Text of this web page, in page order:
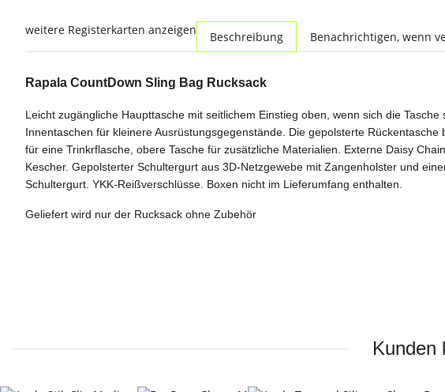
weitere Registerkarten anzeigen Beschreibung Benachrichtigen, wenn
Rapala CountDown Sling Bag Rucksack
Leicht zugängliche Haupttasche mit seitlichem Einstieg oben, wenn sich die
Innentaschen für kleinere Ausrüstungsgegenstände. Die gepolsterte
für eine Trinkrflasche, obere Tasche für zusätzliche Materialien. Externe Daisy
Kescher. Gepolsterter Schultergurt aus 3D-Netzgewebe mit Zangenholster und
Schultergurt. YKK-Reißverschlüsse. Boxen nicht im Lieferumfang enthalten.
Geliefert wird nur der Rucksack ohne Zubehör
Kunden